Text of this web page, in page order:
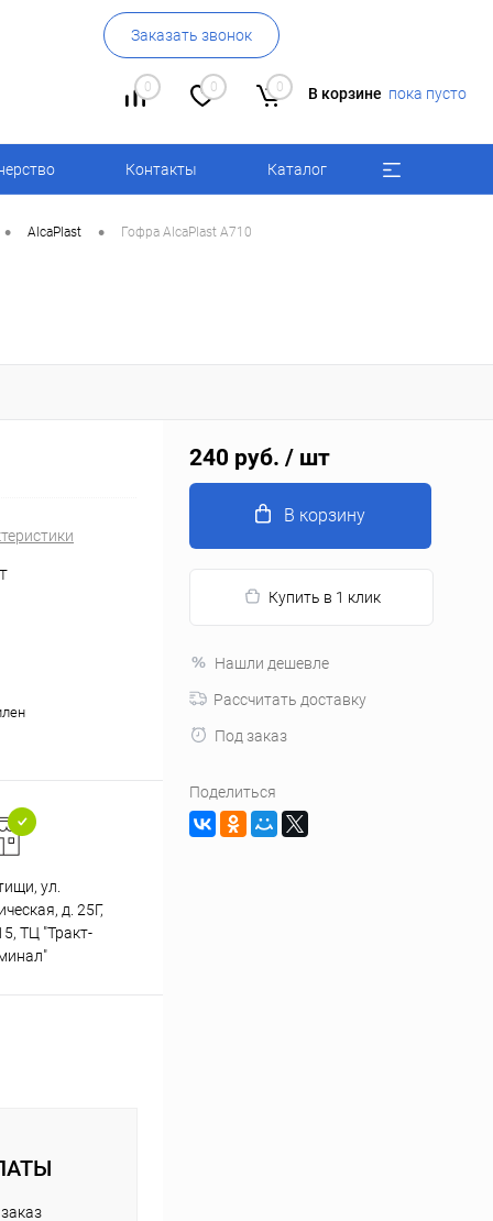
Заказать звонок
0 0 0 В корзине пока пусто
Контакты Каталог
• AlcaPlast • Гофра AlcaPlast A710
ул.
д. 25Г,
ТЦ "Тракт-
240 руб. / шт
В корзину
Купить в 1 клик
Нашли дешевле
Рассчитать доставку
Под заказ
Поделиться